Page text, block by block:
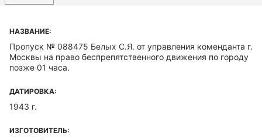
НАЗВАНИЕ:
Пропуск № 088475 Белых С.Я. от управления коменданта г.
Москвы на право беспрепятственного движения по городу
позже 01 часа.
ДАТИРОВКА:
1943 г.
ИЗГОТОВИТЕЛЬ: